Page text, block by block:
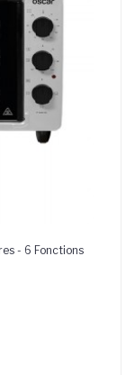
- 6 Fonctions